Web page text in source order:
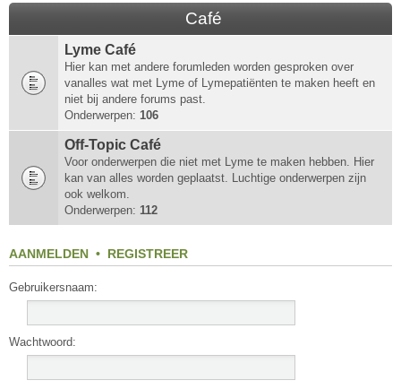
Café
Lyme Café
Hier kan met andere forumleden worden gesproken over
vanalles wat met Lyme of Lymepatiënten te maken heeft en
niet bij andere forums past.
Onderwerpen: 106
Off-Topic Café
Voor onderwerpen die niet met Lyme te maken hebben. Hier
kan van alles worden geplaatst. Luchtige onderwerpen zijn
ook welkom.
Onderwerpen: 112
AANMELDEN • REGISTREER
Gebruikersnaam:
Wachtwoord: